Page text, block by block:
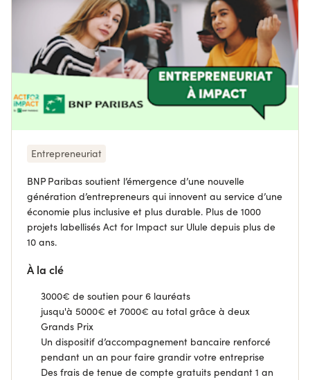
Entrepreneuriat
BNP Paribas soutient l’émergence d’une nouvelle
génération d’entrepreneurs qui innovent au service d’une
économie plus inclusive et plus durable. Plus de 1000
projets labellisés Act for Impact sur Ulule depuis plus de
10 ans.
À la clé
3000€ de soutien pour 6 lauréats
jusqu'à 5000€ et 7000€ au total grâce à deux
Grands Prix
Un dispositif d’accompagnement bancaire renforcé
pendant un an pour faire grandir votre entreprise
Des frais de tenue de compte gratuits pendant 1 an